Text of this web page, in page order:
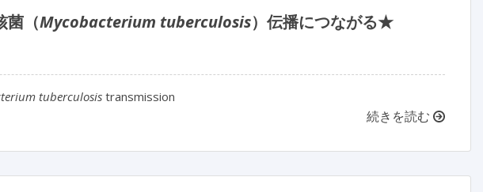
菌（Mycobacterium tuberculosis）伝播につながる★
tuberculosis transmission
続きを読む